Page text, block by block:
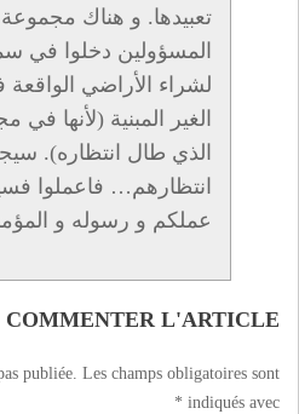
تعبيدها. و هناك
المسؤولين دخلوا في
لشراء الأراضي الواقعة
الغير المبنية (لأنها في
الذي طال انتظاره).
انتظارهم… فاعملوا
عملكم و رسوله و
COMMENTER L'ARTICLE
publiée. Les champs obligatoires sont
indiqués avec
*